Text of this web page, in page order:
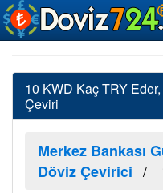
10 KWD Kaç TRY
Çeviri
Merkez Bankası
Döviz Çevirici